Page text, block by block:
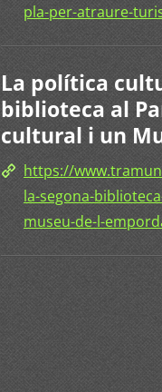
pla-per-atraure-
La política
biblioteca al
cultural i un
https://
la-segona-
museu-de-l-